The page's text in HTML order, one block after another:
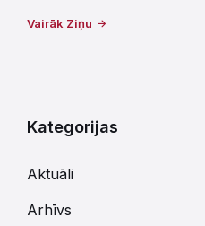
Vairāk Ziņu
Kategorijas
Aktuāli
Arhīvs